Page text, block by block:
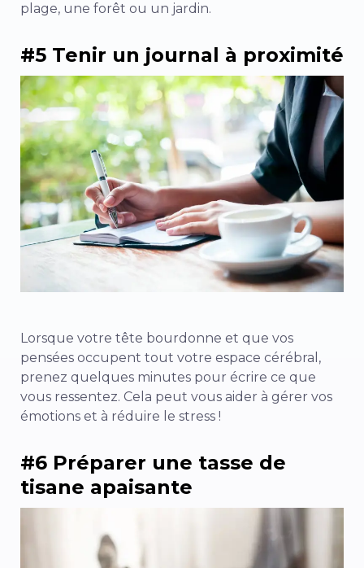
plage, une forêt ou un jardin.
#5 Tenir un journal à proximité
Lorsque votre tête bourdonne et que vos
pensées occupent tout votre espace cérébral,
prenez quelques minutes pour écrire ce que
vous ressentez. Cela peut vous aider à gérer vos
émotions et à réduire le stress !
#6 Préparer une tasse de
tisane apaisante